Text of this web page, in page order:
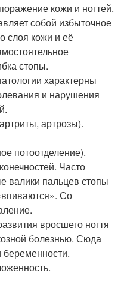
кожи и ногтей.
собой избыточное
слоя кожи и её
стопы.
характерны
и нарушения
артрозы).
потоотделение).
Часто
валики пальцев стопы
Со
вросшего ногтя
болезнью. Сюда
беременности.